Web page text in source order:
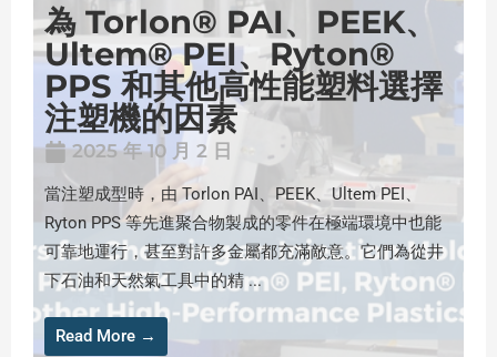
為 Torlon® PAI、PEEK、
Ultem® PEI、Ryton®
PPS 和其他高性能塑料選擇
注塑機的因素
2025 年 10 月 2 日
當注塑成型時，由 Torlon PAI、PEEK、Ultem PEI、
Ryton PPS 等先進聚合物製成的零件在極端環境中也能
可靠地運行，甚至對許多金屬都充滿敵意。它們為從井
下石油和天然氣工具中的精 ...
Read More →